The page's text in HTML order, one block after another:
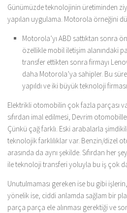
Günümüzde teknolojinin üretiminden
yapılan uygulama. Motorola örneğini
Motorola’yı ABD sattıktan sonra
özellikle mobil iletişim alanındaki
transfer ettikten sonra firmayı
daha Motorola’ya sahipler. Bu
yapıldı ve iki büyük teknoloji
Elektrikli otomobilin çok fazla parçası
sıfırdan imal edilmesi, Devrim
Çünkü çağ farklı. Eski arabalarla
teknolojik farklılıklar var. Benzin/dizel
arasında da aynı şekilde. Sıfırdan her
ile teknoloji transferi yoluyla bu iş çok
Unutulmaması gereken ise bu gibi
yönelik ise, ciddi anlamda sağlam bir
parça parça ele alınması gerektiği ve